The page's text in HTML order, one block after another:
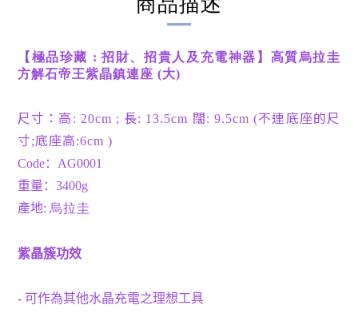
【極品珍藏 :招財、招貴人及充電神器】高質烏拉圭
方解石帝王紫晶鎮連座 (大)
尺寸：高 : 20cm ; 長: 13.5cm 闊: 9.5cm (不連底座的尺
寸;底座高:6cm )
Code： AG0001
重量： 3400g
產地: 烏拉圭
紫晶簇功效
- 可作為其他水晶充電之理想工具